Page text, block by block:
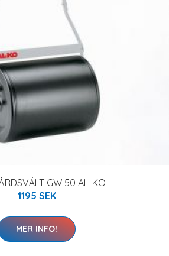
GW 50 AL-KO
1195 SEK
MER INFO!